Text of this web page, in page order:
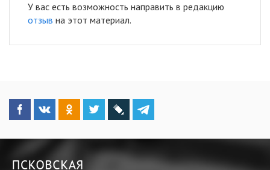
У вас есть возможность направить в редакцию
отзыв на этот материал.